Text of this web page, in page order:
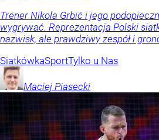
Trener Nikola Grbić i jego
wygrywać. Reprezentacja Polski
nazwisk, ale prawdziwy zespół i
SiatkówkaSportTylko u Nas
Maciej Piasecki